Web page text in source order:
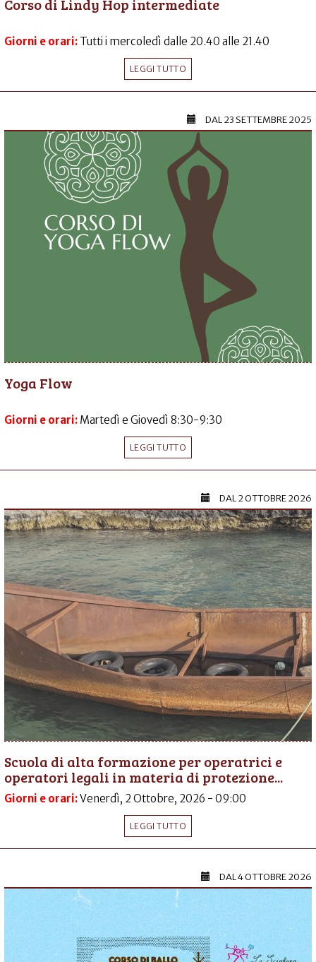
Giorni e orari: Tutti i mercoledì dalle 20.40 alle 21.40
LEGGI TUTTO
DAL23 SETTEMBRE 2025
Yoga Flow
Giorni e orari: Martedì e Giovedì 8:30-9:30
LEGGI TUTTO
DAL2 OTTOBRE 2026
Scuola di alta formazione per operatrici e
operatori legali in materia di protezione...
Giorni e orari:Venerdì, 2 Ottobre, 2026 - 09:00
LEGGI TUTTO
DAL4 OTTOBRE 2026